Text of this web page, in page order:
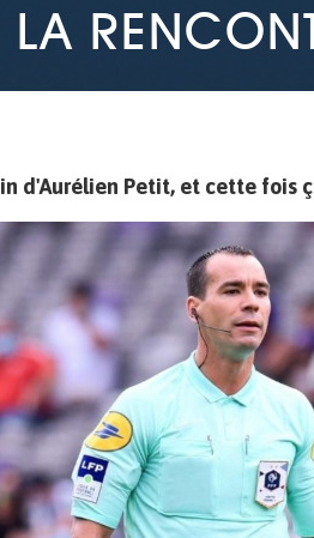
d'Aurélien Petit, et cette fois